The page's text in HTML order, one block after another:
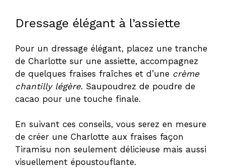
Dressage élégant à l’assiette
Pour un dressage élégant, placez une tranche
de Charlotte sur une assiette, accompagnez
de quelques fraises fraîches et d’une crème
chantilly légère. Saupoudrez de poudre de
cacao pour une touche finale.
En suivant ces conseils, vous serez en mesure
de créer une Charlotte aux fraises façon
Tiramisu non seulement délicieuse mais aussi
visuellement époustouflante.